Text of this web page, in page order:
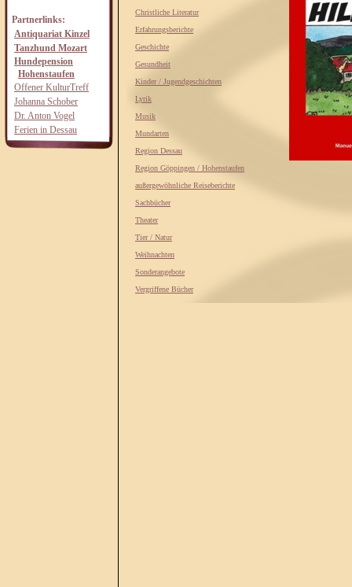
Partnerlinks:
Antiquariat Kinzel
Tanzhund Mozart
Hundepension
Hohenstaufen
Offener KulturTreff
Johanna Schober
Dr. Anton Vogel
Ferien in Dessau
Christliche Literatur
Erfahrungsberichte
Geschichte
Gesundheit
Kinder / Jugendgeschichten
Lyrik
Musik
Mundarten
Region Dessau
Region Göppingen / Hohenstaufen
außergewöhnliche Reiseberichte
Sachbücher
Theater
Tier / Natur
Weihnachten
Sonderangebote
Vergriffene Bücher